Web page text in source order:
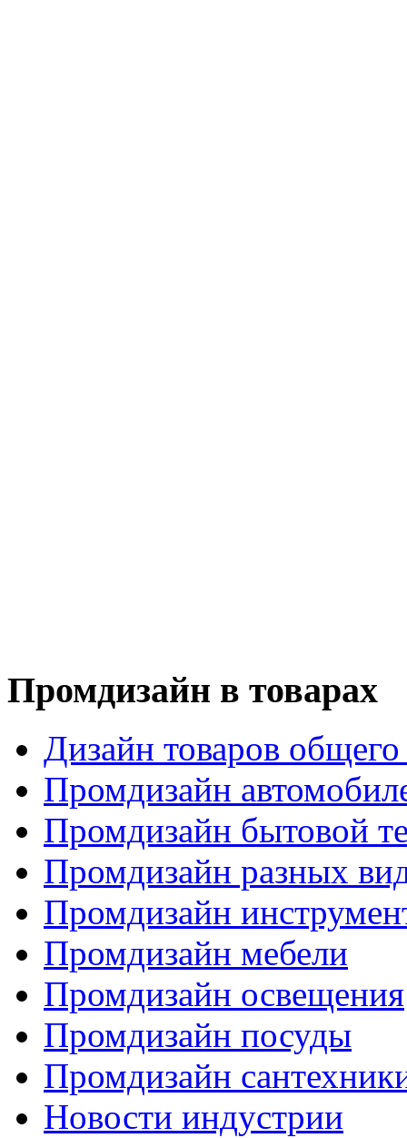
Промдизайн в товарах
Дизайн товаров общего
Промдизайн
Промдизайн бытовой
Промдизайн разных
Промдизайн
Промдизайн мебели
Промдизайн освещения
Промдизайн посуды
Промдизайн
Новости индустрии